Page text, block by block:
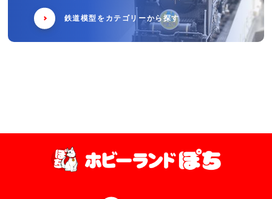
鉄道模型をカテゴリーから探す